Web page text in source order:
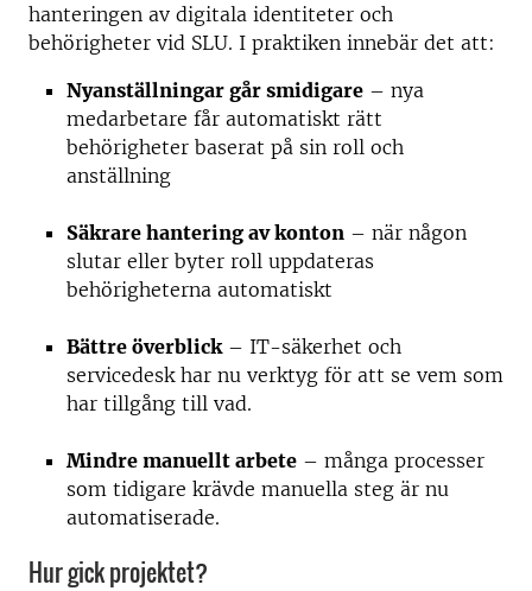
hanteringen av digitala identiteter och
behörigheter vid SLU. I praktiken innebär det att:
Nyanställningar går smidigare – nya
medarbetare får automatiskt rätt
behörigheter baserat på sin roll och
anställning
Säkrare hantering av konton – när någon
slutar eller byter roll uppdateras
behörigheterna automatiskt
Bättre överblick – IT-säkerhet och
servicedesk har nu verktyg för att se vem som
har tillgång till vad.
Mindre manuellt arbete – många processer
som tidigare krävde manuella steg är nu
automatiserade.
Hur gick projektet?